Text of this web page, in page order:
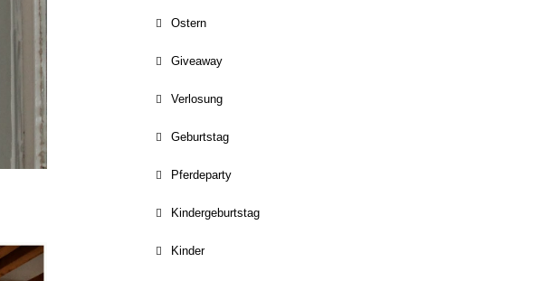
Ostern
Giveaway
Verlosung
Geburtstag
Pferdeparty
Kindergeburtstag
Kinder